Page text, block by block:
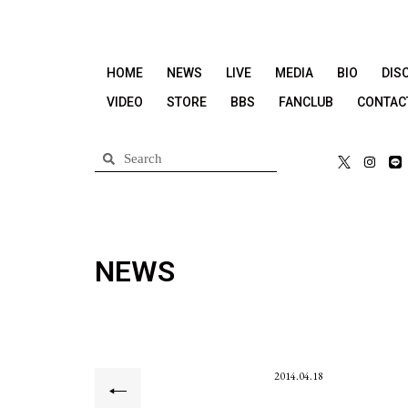
HOME NEWS LIVE MEDIA BIO
VIDEO
STORE BBS FANCLUB
NEWS
2014.04.18